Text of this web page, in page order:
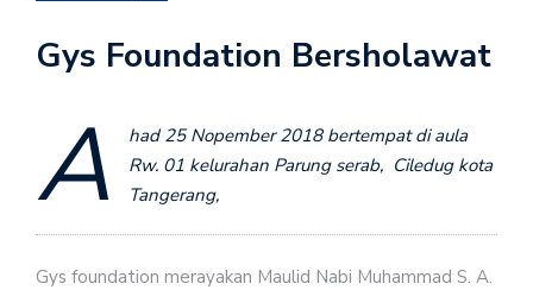
Gys Foundation Bersholawat
A
had 25 Nopember 2018 bertempat di aula
Rw. 01 kelurahan Parung serab, Ciledug kota
Tangerang,
Gys foundation merayakan Maulid Nabi Muhammad S. A.